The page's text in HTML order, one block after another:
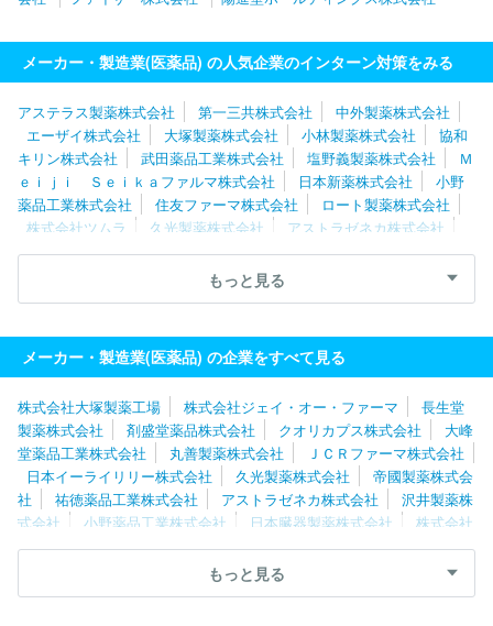
メーカー・製造業(医薬品) の人気企業のインターン対策をみる
アステラス製薬株式会社 第一三共株式会社
中外製薬株式会社
エーザイ株式会社
大塚製薬株式会社 小林製薬株式会社
協和
キリン株式会社
武田薬品工業株式会社 塩野義製薬株式会社
Ｍ
ｅｉｊｉ Ｓｅｉｋａファルマ株式会社
日本新薬株式会社
小野
薬品工業株式会社
住友ファーマ株式会社
ロート製薬株式会社
株式会社ツムラ
久光製薬株式会社
アストラゼネカ株式会社
大鵬薬品工業株式会社
マルホ株式会社
アース製薬株式会社
参天製薬株式会社
日本
イーライリリー株式会社
式会社
あすか製薬株式会社 ＪＣＲファーマ株式会社
株式会社
大塚製薬工場
生化学工業株式会社
ノバルティスファーマ株式会
式会社
鳥居薬品株式会社 中外製薬工業株式会社
旭化成セラピ
ューティクス株式会社
千寿製薬株式会社
バイエル薬品株式会社
全薬工業株式会社
陽進堂ホールディングス株式会社
協和発酵バ
イオ株式会社
グラクソ・スミスクライン株式会社
ＥＡファーマ
株式会社
ニプロファーマ株式会社 アッヴィ合同会社
大日本除
蟲菊株式会社
もっと見る
メーカー・製造業(医薬品) の企業をすべて見る
株式会社大塚製薬工場 株式会社ジェイ・オー・ファーマ
長生堂
製薬株式会社
剤盛堂薬品株式会社 クオリカプス株式会社
大峰
堂薬品工業株式会社
丸善製薬株式会社
ＪＣＲファーマ株式会社
日本イーライリリー株式会社
久光製薬株式会社
帝國製薬株式会
社
祐徳薬品工業株式会社 アストラゼネカ株式会社
沢井製薬株
式会社
小野薬品工業株式会社 日本臓器製薬株式会社
株式会社
タウンズ
常盤薬品工業株式会社 株式会社医学生物学研究所
鶴
株式会社三和化学研究所
富士カプセル株式会社
もっと見る